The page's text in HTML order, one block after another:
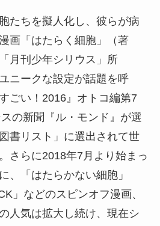
たちを擬人化し、彼らが病
画「はたらく細胞」（著
月刊少年シリウス」所
ニークな設定が話題を呼
ごい！2016』オトコ編第7
の新聞『ル・モンド』が選
書リスト」に選出されて世
さらに2018年7月より始まっ
、「はたらかない細胞」
」などのスピンオフ漫画、
人気は拡大し続け、現在シ